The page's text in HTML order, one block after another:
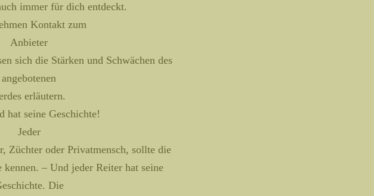
immer für dich entdeckt.
Kontakt zum
Anbieter
sich die Stärken und Schwächen des
angebotenen
erläutern.
hat seine Geschichte!
Jeder
Züchter oder Privatmensch, sollte die
kennen. – Und jeder Reiter hat seine
Die